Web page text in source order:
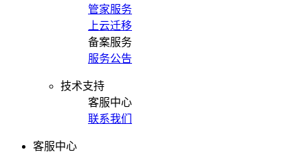
管家服务
上云迁移
备案服务
服务公告
技术支持
客服中心
联系我们
客服中心